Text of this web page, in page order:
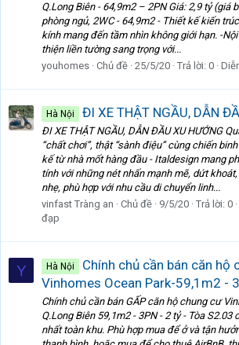
Q.Long Biên - 64,9m2 – 2PN Giá: 2,9 tỷ (giá
phòng ngủ, 2WC - 64,9m2 - Thiết kế kiến
kính mang đến tầm nhìn không giới hạn. -
thiện liền tường sang trọng với...
youhomes Chủ đề 25/5/20 Trả lời: 0
Hà Nội ĐI XE THẬT NGẦU, DẪN
ĐI XE THẬT NGẦU, DẪN ĐẦU XU HƯỚNG
“chất chơi”, thật “sành điệu” cùng chiến
kế từ nhà mốt hàng đầu - Italdesign mang
tính với những nét nhấn mạnh mẽ, dứt
nhẹ, phù hợp với nhu cầu di chuyển linh...
vinfast Tràng an
Chủ đề 9/5/20 Trả lời: 0
đạp
Y Hà Nội
Chính chủ cần bán căn hộ
Vinhomes Ocean Park-59,1m2 -
Chính chủ cần bán GẤP căn hộ chung cư
Q.Long Biên 59,1m2 - 3PN - 2 tỷ - Tòa S2.03
nhất toàn khu. Phù hợp mua để ở và tận